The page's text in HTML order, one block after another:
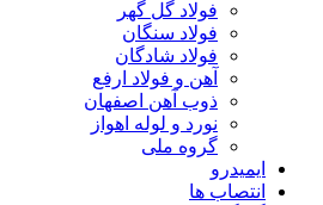
فولاد گل گهر
فولاد سنگان
فولاد شادگان
آهن و فولاد ارفع
ذوب آهن اصفهان
نورد و لوله اهواز
گروه ملی
ایمیدرو
انتصاب ها